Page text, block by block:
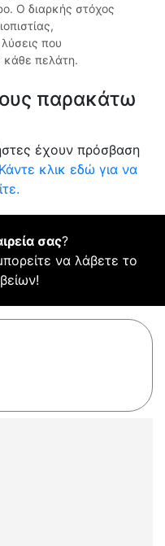
Ο διαρκής στόχος
που
κάθε πελάτη.
παρακάτω
έχουν πρόσβαση
Κάντε κλικ εδώ για να
σας?
να λάβετε το